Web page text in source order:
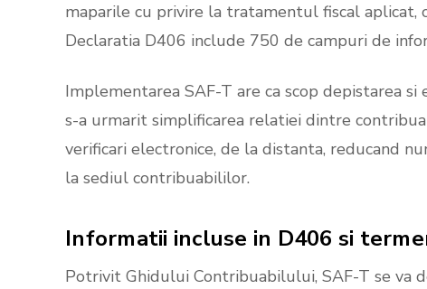
maparile cu privire la tratamentul fiscal
Declaratia D406 include 750 de campuri de
Implementarea SAF-T are ca scop depistarea
s-a urmarit simplificarea relatiei dintre
verificari electronice, de la distanta, reducand
la sediul contribuabililor.
Informatii incluse in D406 si
Potrivit Ghidului Contribuabilului, SAF-T se va